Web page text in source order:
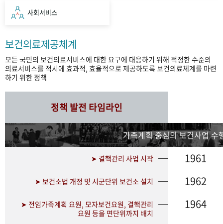
사회서비스
보건의료제공체계
모든 국민의 보건의료서비스에 대한 요구에 대응하기 위해 적정한 수준의
의료서비스를 적시에 효과적, 효율적으로 제공하도록 보건의료체계를 마련
하기 위한 정책
정책 발전 타임라인
가족계획 중심의 보건사업 수
➤ 결핵관리 사업 시작 1961
➤ 보건소법 개정 및 시군단위 보건소 설치 1962
➤ 전임가족계획 요원, 모자보건요원, 결핵관리
요원 등을 면단위까지 배치
1964